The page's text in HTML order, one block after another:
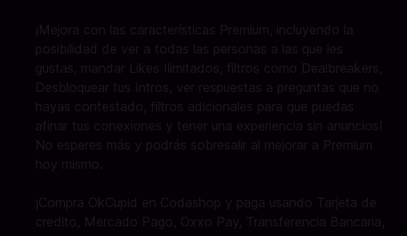
¡Mejora con las características Premium, incluyendo la
posibilidad de ver a todas las personas a las que les
gustas, mandar Likes Ilimitados, filtros como Dealbreakers,
Desbloquear tus Intros, ver respuestas a preguntas que no
hayas contestado, filtros adicionales para que puedas
afinar tus conexiones y tener una experiencia sin anuncios!
No esperes más y podrás sobresalir al mejorar a Premium
hoy mismo.
¡Compra OkCupid en Codashop y paga usando Tarjeta de
credito, Mercado Pago, Oxxo Pay, Transferencia Bancaria,